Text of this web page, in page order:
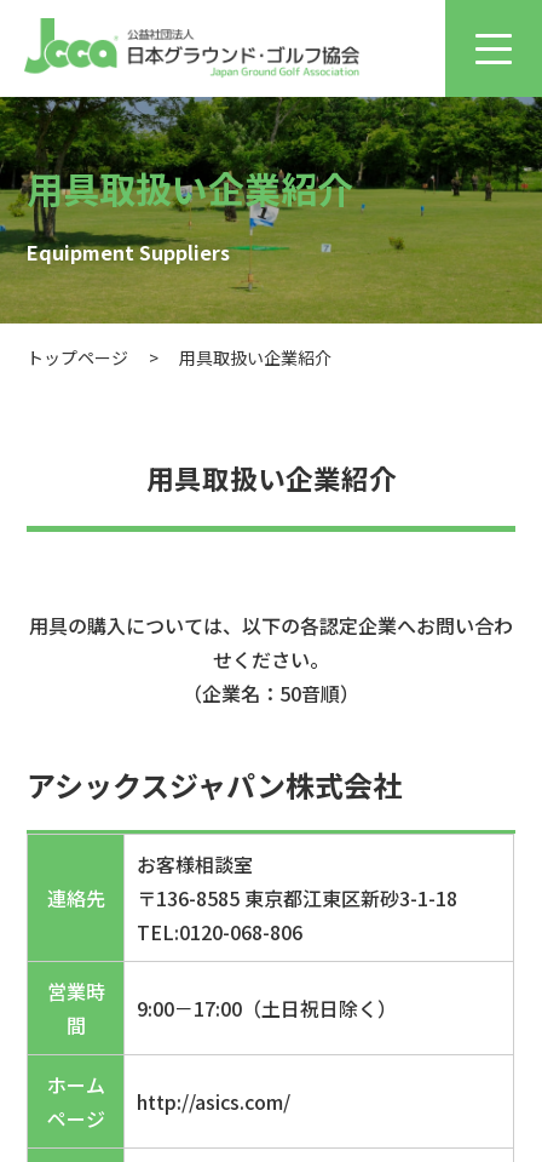
用具取扱い企業紹介
Equipment Suppliers
トップページ > 用具取扱い企業紹介
用具取扱い企業紹介
用具の購入については、以下の各認定企業へお問い合わ
せください。
（企業名：50音順）
アシックスジャパン株式会社
連絡先
お客様相談室
〒136-8585 東京都江東区新砂3-1-18
TEL:0120-068-806
営業時
間
9:00－17:00（土日祝日除く）
ホーム
ページ
http://asics.com/